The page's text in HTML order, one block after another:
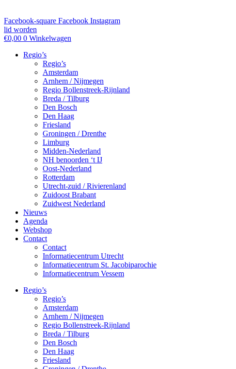
Facebook-square Facebook Instagram
lid worden
€0,00 0 Winkelwagen
Regio’s
Regio’s
Amsterdam
Arnhem / Nijmegen
Regio Bollenstreek-Rijnland
Breda / Tilburg
Den Bosch
Den Haag
Friesland
Groningen / Drenthe
Limburg
Midden-Nederland
NH benoorden ‘t IJ
Oost-Nederland
Rotterdam
Utrecht-zuid / Rivierenland
Zuidoost Brabant
Zuidwest Nederland
Nieuws
Agenda
Webshop
Contact
Contact
Informatiecentrum Utrecht
Informatiecentrum St. Jacobiparochie
Informatiecentrum Vessem
Regio’s
Regio’s
Amsterdam
Arnhem / Nijmegen
Regio Bollenstreek-Rijnland
Breda / Tilburg
Den Bosch
Den Haag
Friesland